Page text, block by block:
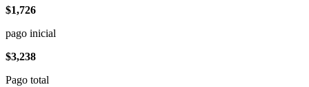
$1,726
pago inicial
$3,238
Pago total